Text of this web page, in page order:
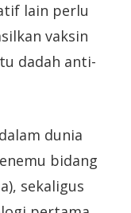
lain perlu
vaksin
dadah anti-
dunia
bidang
sekaligus